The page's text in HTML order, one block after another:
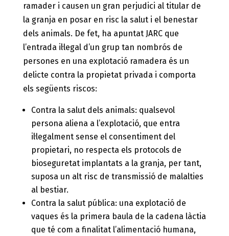
ramader i causen un gran perjudici al titular de
la granja en posar en risc la salut i el benestar
dels animals. De fet, ha apuntat JARC que
l’entrada il·legal d’un grup tan nombrós de
persones en una explotació ramadera és un
delicte contra la propietat privada i comporta
els següents riscos:
Contra la salut dels animals: qualsevol
persona aliena a l’explotació, que entra
il·legalment sense el consentiment del
propietari, no respecta els protocols de
bioseguretat implantats a la granja, per tant,
suposa un alt risc de transmissió de malalties
al bestiar.
Contra la salut pública: una explotació de
vaques és la primera baula de la cadena làctia
que té com a finalitat l’alimentació humana,